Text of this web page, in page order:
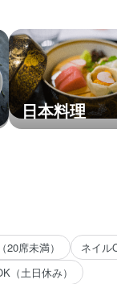
日本料理
20席未満）
ネイル
（土日休み）